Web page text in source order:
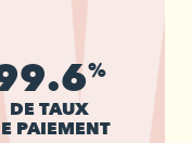
%
DE TAUX
PAIEMENT